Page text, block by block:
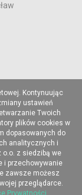
Kontynuując
ustawień
Twoich
plików cookies w
dopasowanych do
analitycznych i
o.o. z siedzibą we
i przechowywanie
zawsze możesz
przeglądarce.
Prywatności